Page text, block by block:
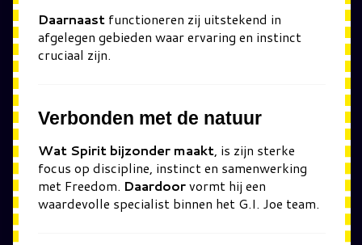
Daarnaast functioneren zij uitstekend in
afgelegen gebieden waar ervaring en instinct
cruciaal zijn.
Verbonden met de natuur
Wat Spirit bijzonder maakt , is zijn sterke
focus op discipline, instinct en samenwerking
met Freedom. Daardoorvormt hij een
waardevolle specialist binnen het G.I. Joe team.